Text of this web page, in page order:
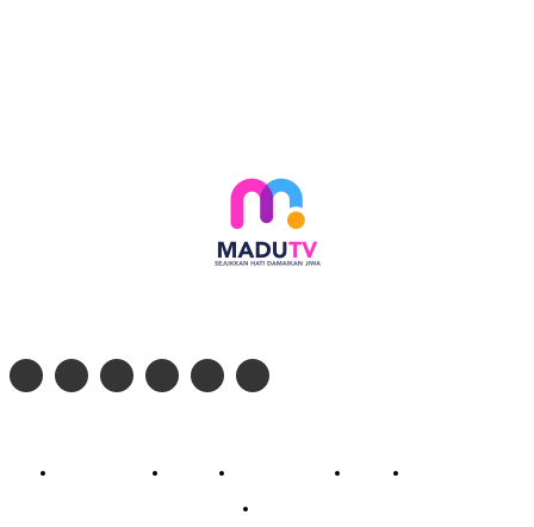
Profil Madu TV Redaksi Pedoman Siber Kontak